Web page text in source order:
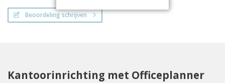
Beoordeling schrijven
Kantoorinrichting met Officeplanner